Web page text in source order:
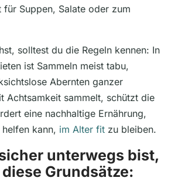
Suppen, Salate oder zum
solltest du die Regeln kennen: In
ist Sammeln meist tabu,
Abernten ganzer
Achtsamkeit sammelt, schützt die
eine nachhaltige Ernährung,
kann, im Alter fit zu bleiben.
unterwegs bist,
Grundsätze: